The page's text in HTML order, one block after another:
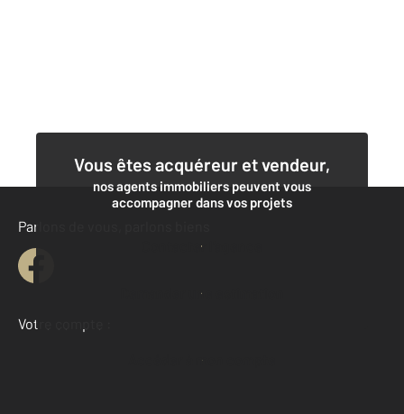
Vous êtes acquéreur et vendeur,
nos agents immobiliers peuvent vous
accompagner dans vos projets
Contacter l'agence
Demander une estimation
Parlons de vous, parlons biens
Votre compte :
Accéder à mon compte